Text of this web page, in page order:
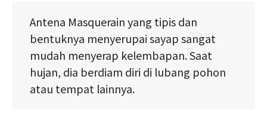
Antena Masquerain yang tipis dan
bentuknya menyerupai sayap sangat
mudah menyerap kelembapan. Saat
hujan, dia berdiam diri di lubang pohon
atau tempat lainnya.